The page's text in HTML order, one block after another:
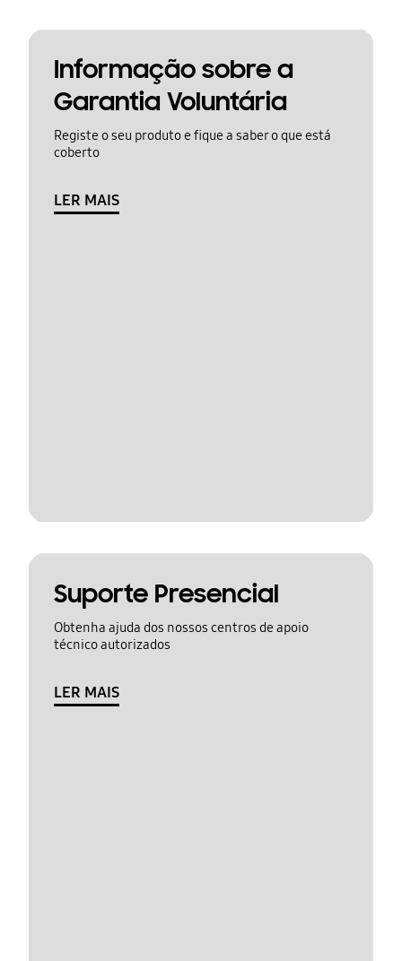
Informação sobre a
Garantia Voluntária
Registe o seu produto e fique a saber o que está
coberto
LER MAIS
Suporte Presencial
Obtenha ajuda dos nossos centros de apoio
técnico autorizados
LER MAIS